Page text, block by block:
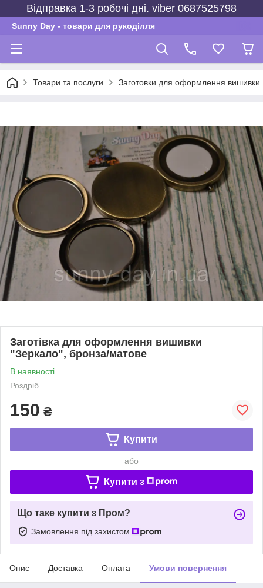
Відправка 1-3 робочі дні. viber 0687525798
Sunny Day - товари для рукоділля
Товари та послуги Заготовки для оформлення вишивки
Заготівка для оформлення вишивки
"Зеркало", бронза/матове
В наявності
Роздріб
150 ₴
Купити
або
Купити з
Що таке купити з Пром?
Замовлення під захистом
Опис Доставка Оплата Умови повернення